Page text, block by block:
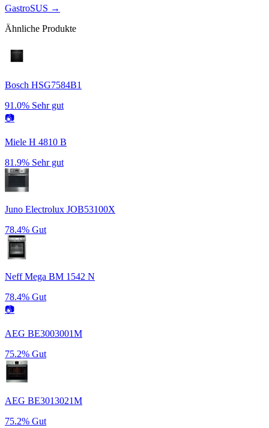
GastroSUS →
Ähnliche Produkte
Bosch HSG7584B1
91.0% Sehr gut
📷
Miele H 4810 B
81.9% Sehr gut
Juno Electrolux JOB53100X
78.4% Gut
Neff Mega BM 1542 N
78.4% Gut
📷
AEG BE3003001M
75.2% Gut
AEG BE3013021M
75.2% Gut